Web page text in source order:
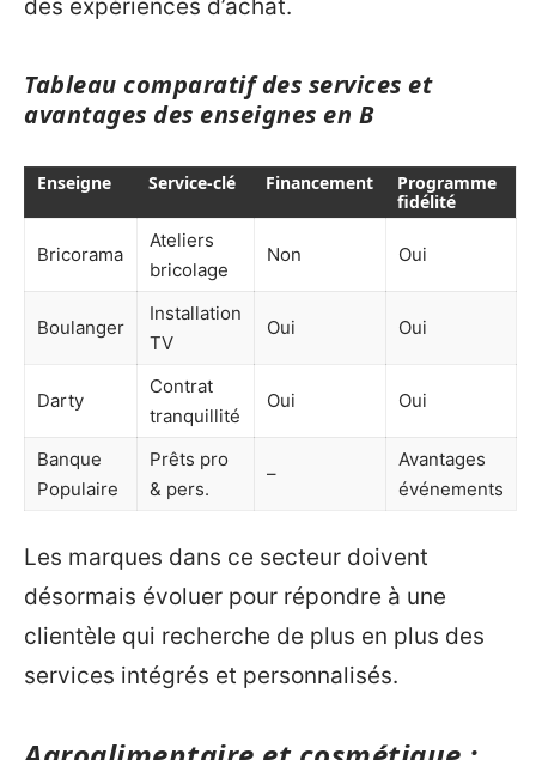
des expériences d’achat.
Tableau comparatif des services et
avantages des enseignes en B
Enseigne Service-clé Financement
Programme
fidélité
Bricorama
Ateliers
bricolage
Non Oui
Boulanger
Installation
TV
Oui Oui
Darty
Contrat
tranquillité
Oui Oui
Banque
Populaire
Prêts pro
& pers.
–
Avantages
événements
Les marques dans ce secteur doivent
désormais évoluer pour répondre à une
clientèle qui recherche de plus en plus des
services intégrés et personnalisés.